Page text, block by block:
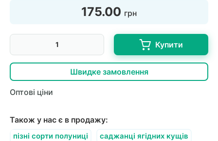
175.00 грн
Купити
Швидке замовлення
Оптові ціни
Також у нас є в продажу:
пізні сорти полуниці саджанці ягідних кущів